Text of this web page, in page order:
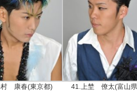
村 康春(東京都) 41.上埜 僚太(富山